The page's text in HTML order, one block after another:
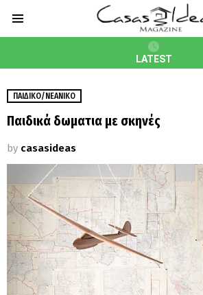
LATEST
ΠΑΙΔΙΚΌ/ΝΕΑΝΙΚΌ
Παιδικά δωματια με σκηνές
by casasideas